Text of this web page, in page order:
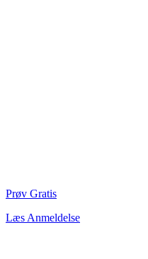
Prøv Gratis
Læs Anmeldelse